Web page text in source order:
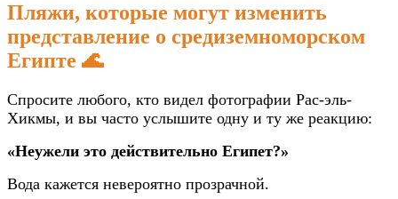
Пляжи, которые могут изменить
представление о средиземноморском
Египте 🌊
Спросите любого, кто видел фотографии Рас-эль-
Хикмы, и вы часто услышите одну и ту же реакцию:
«Неужели это действительно Египет?»
Вода кажется невероятно прозрачной.